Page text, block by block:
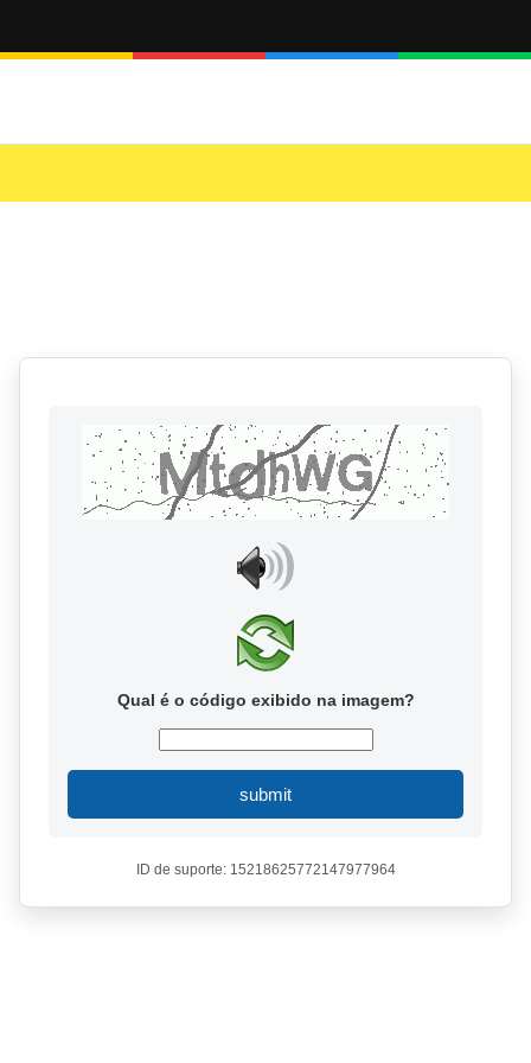
Qual é o código exibido na imagem?
submit
ID de suporte: 15218625772147977964